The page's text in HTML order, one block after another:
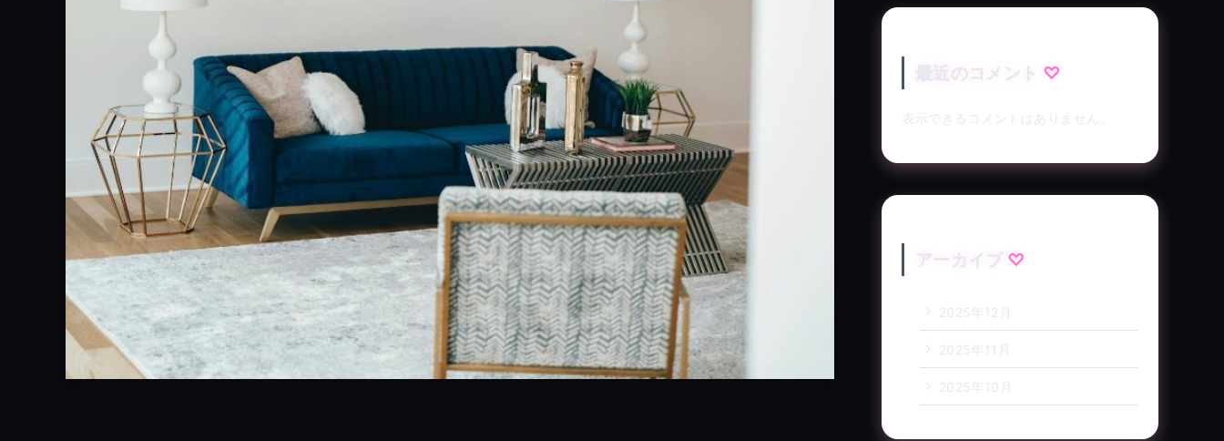
最近のコメント
表示できるコメントはありません。
アーカイブ
2025年12月
2025年11月
2025年10月